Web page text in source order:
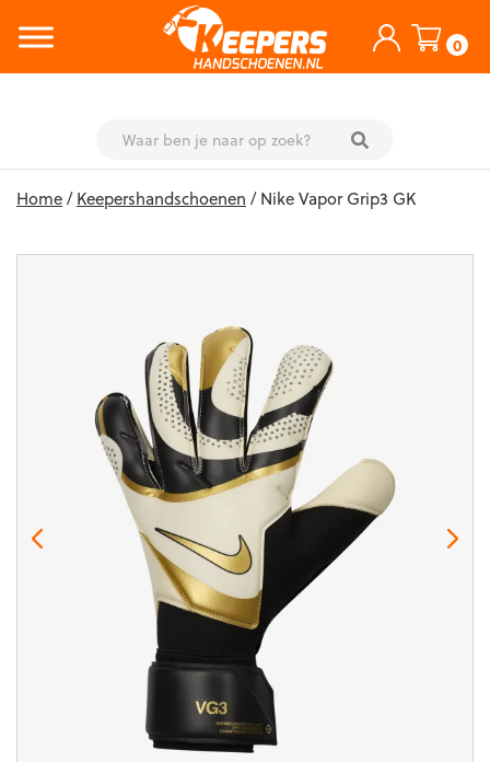
0
Home/Keepershandschoenen / Nike Vapor Grip3 GK